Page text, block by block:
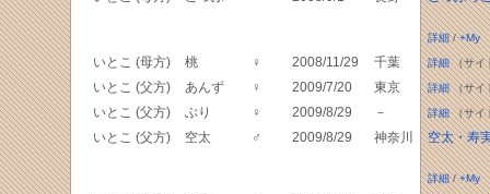
詳細/+My
いとこ (母方) 桃 ♀ 2008/11/29 千葉 詳細（サイ
いとこ (父方) あんず ♀ 2009/7/20 東京 詳細（サイ
いとこ (父方) ぶり ♀ 2009/8/29 － 詳細（サイ
いとこ (父方) 空太 ♂ 2009/8/29 神奈川 空太・寿
詳細/+My